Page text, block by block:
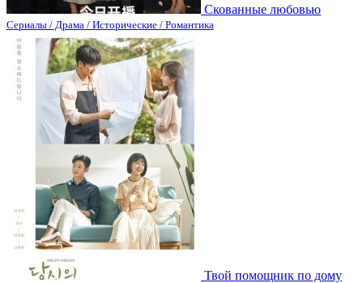
Скованные любовью
Сериалы / Драма / Исторические / Романтика
Твой помощник по дому